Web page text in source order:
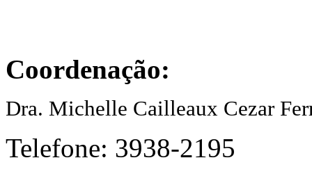
Coordenação:
Dra. Michelle Cailleaux Cezar
Telefone: 3938-2195